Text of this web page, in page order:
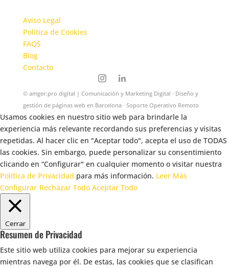
Aviso Legal
Política de Cookies
FAQS
Blog
Contacto
© amger:pro digital | Comunicación y Marketing Digital · Diseño y
gestión de páginas web en Barcelona · Soporte Operativo Remoto
Usamos cookies en nuestro sitio web para brindarle la
experiencia más relevante recordando sus preferencias y visitas
repetidas. Al hacer clic en "Aceptar todo", acepta el uso de TODAS
las cookies. Sin embargo, puede personalizar su consentimiento
clicando en “Configurar" en cualquier momento o visitar nuestra
Política de Privacidad para más información. Leer Más
Configurar Rechazar Todo Aceptar Todo
Cerrar
Resumen de Privacidad
Este sitio web utiliza cookies para mejorar su experiencia
mientras navega por él. De estas, las cookies que se clasifican